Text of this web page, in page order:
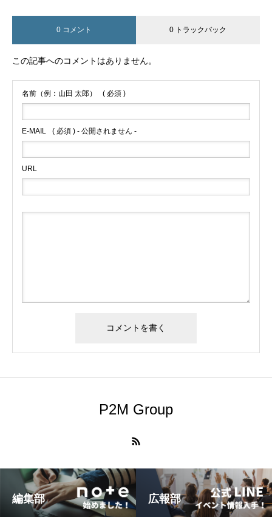
0 コメント 0 トラックバック
この記事へのコメントはありません。
名前（例：山田 太郎） ( 必須 )
E-MAIL ( 必須 ) - 公開されません -
URL
P2M Group
編集部 広報部